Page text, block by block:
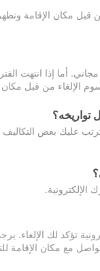
قبل مكان الإقامة
أما إذا انتهت
الإلغاء من قبل
تواريخه؟
عليك بعض
تؤكد لك